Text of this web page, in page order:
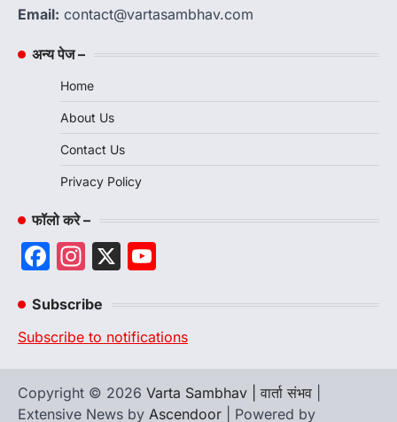
Email: contact@vartasambhav.com
अन्य पेज –
Home
About Us
Contact Us
Privacy Policy
फॉलो करे –
Facebook
Instagram
X
Subscribe
Subscribe to notifications
Copyright © 2026 Varta Sambhav | वार्ता संभव
Extensive News by Ascendoor | Powered by